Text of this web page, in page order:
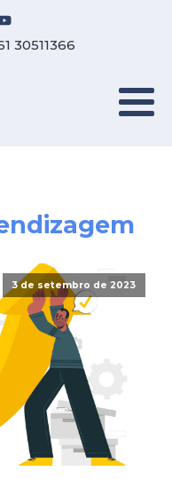
30511366
3 de setembro de 2023